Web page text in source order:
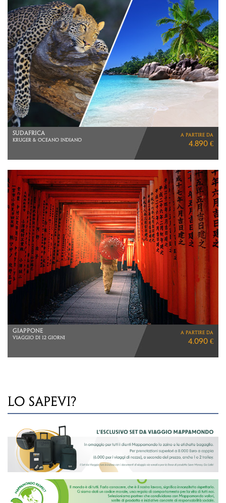
INDONESIA
SINGAPORE E BALI
a partire da
2.290 €
MERAVIGLIE NAMIBIANE
VOLI LUFTHANSA
a partire da
5.660 €
LO SAPEVI?